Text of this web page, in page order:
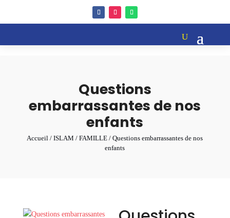
Questions
embarrassantes de nos
enfants
Accueil /ISLAM /FAMILLE / Questions embarrassantes de nos
enfants